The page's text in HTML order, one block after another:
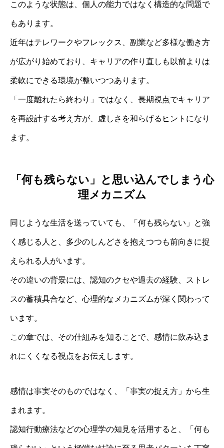
このような状態は、個人の能力ではなく構造的な問題で
もあります。
近年はテレワークやフレックス、副業など多様な働き方
が広がり始めており、キャリアの作り直しも以前よりは
柔軟にできる環境が整いつつあります。
「一度離れたら終わり」ではなく、長期視点でキャリア
を再設計する考え方が、虚しさを和らげるヒントになり
ます。
「何も残らない」と思い込んでしまう心
理メカニズム
同じような生活を送っていても、「何も残らない」と強
く感じる人と、多少のしんどさを抱えつつも前向きに捉
えられる人がいます。
その違いの背景には、認知のクセや過去の経験、ストレ
スの蓄積具合など、心理的なメカニズムが深く関わって
います。
この章では、その仕組みを知ることで、感情に飲み込ま
れにくくなる視点をお伝えします。
感情は事実そのものではなく、「事実の捉え方」から生
まれます。
認知行動療法などの心理学の知見を活用すると、「何も